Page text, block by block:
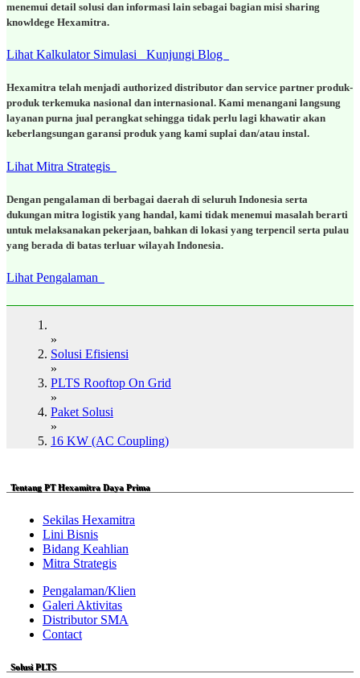
menemui detail solusi dan informasi lain sebagai bagian misi sharing
knowldege Hexamitra.
Lihat Kalkulator Simulasi Kunjungi Blog
Hexamitra telah menjadi authorized distributor dan service partner produk-
produk terkemuka nasional dan internasional. Kami menangani langsung
layanan purna jual perangkat sehingga tidak perlu lagi khawatir akan
keberlangsungan garansi produk yang kami suplai dan/atau instal.
Lihat Mitra Strategis
Dengan pengalaman di berbagai daerah di seluruh Indonesia serta
dukungan mitra logistik yang handal, kami tidak menemui masalah berarti
untuk melaksanakan pekerjaan, bahkan di lokasi yang terpencil serta pulau
yang berada di batas terluar wilayah Indonesia.
Lihat Pengalaman
»
Solusi Efisiensi
»
PLTS Rooftop On Grid
»
Paket Solusi
»
16 KW (AC Coupling)
Tentang PT Hexamitra Daya Prima
Sekilas Hexamitra
Lini Bisnis
Bidang Keahlian
Mitra Strategis
Pengalaman/Klien
Galeri Aktivitas
Distributor SMA
Contact
Solusi PLTS